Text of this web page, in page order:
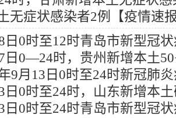
无症状感染者2例【疫情速
日0时至12时青岛市新型冠
9月18日 17:21
日0—24时，贵州新增本土
9月18日 17:21
9月13日0时至24时新冠肺
日0时至24时，山东新增本
例【疫情速报】 9月14日
日0时至24时青岛市新型冠